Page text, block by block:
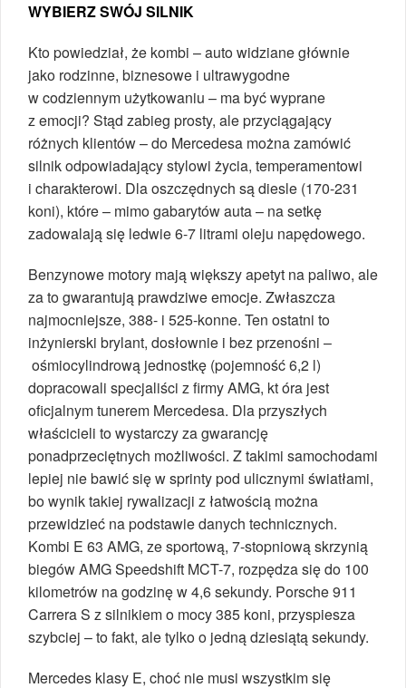
WYBIERZ SWÓJ SILNIK
Kto powiedział, że kombi – auto widziane głównie
jako rodzinne, biznesowe i ultrawygodne
w codziennym użytkowaniu – ma być wyprane
z emocji? Stąd zabieg prosty, ale przyciągający
różnych klientów – do Mercedesa można zamówić
silnik odpowiadający stylowi życia, temperamentowi
i charakterowi. Dla oszczędnych są diesle (170-231
koni), które – mimo gabarytów auta – na setkę
zadowalają się ledwie 6-7 litrami oleju napędowego.
Benzynowe motory mają większy apetyt na paliwo, ale
za to gwarantują prawdziwe emocje. Zwłaszcza
najmocniejsze, 388- i 525-konne. Ten ostatni to
inżynierski brylant, dosłownie i bez przenośni –
ośmiocylindrową jednostkę (pojemność 6,2 l)
dopracowali specjaliści z firmy AMG, kt óra jest
oficjalnym tunerem Mercedesa. Dla przyszłych
właścicieli to wystarczy za gwarancję
ponadprzeciętnych możliwości. Z takimi samochodami
lepiej nie bawić się w sprinty pod ulicznymi światłami,
bo wynik takiej rywalizacji z łatwością można
przewidzieć na podstawie danych technicznych.
Kombi E 63 AMG, ze sportową, 7-stopniową skrzynią
biegów AMG Speedshift MCT-7, rozpędza się do 100
kilometrów na godzinę w 4,6 sekundy. Porsche 911
Carrera S z silnikiem o mocy 385 koni, przyspiesza
szybciej – to fakt, ale tylko o jedną dziesiątą sekundy.
Mercedes klasy E, choć nie musi wszystkim się